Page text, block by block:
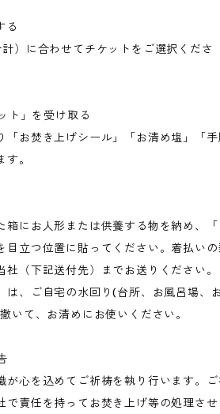
る
）に合わせてチケットをご選択くださ
ト」を受け取る
「お焚き上げシール」「お清め塩」「手
。
箱にお人形または供養する物を納め、「
目立つ位置に貼ってください。着払いの
社（下記送付先）までお送りください。
は、ご自宅の水回り(台所、お風呂場、
いて、お清めにお使いください。
が心を込めてご祈祷を執り行います。
で責任を持ってお焚き上げ等の処理させ